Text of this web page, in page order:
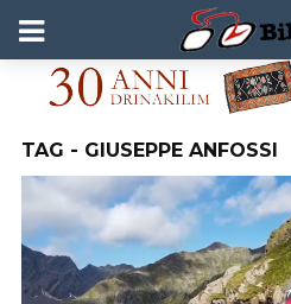
TAG - GIUSEPPE ANFOSSI